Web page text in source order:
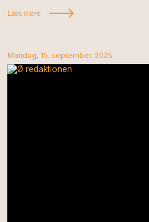
Læs mere
Mandag, 15. september, 2025